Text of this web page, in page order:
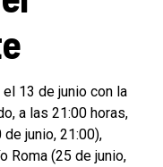
13 de junio con la
a las 21:00 horas,
junio, 21:00),
Roma (25 de junio,